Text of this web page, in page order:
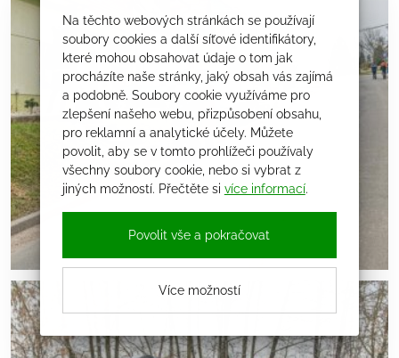
Na těchto webových stránkách se používají
soubory cookies a další síťové identifikátory,
které mohou obsahovat údaje o tom jak
procházíte naše stránky, jaký obsah vás zajímá
a podobně. Soubory cookie využíváme pro
zlepšení našeho webu, přizpůsobení obsahu,
pro reklamní a analytické účely. Můžete
povolit, aby se v tomto prohlížeči používaly
všechny soubory cookie, nebo si vybrat z
jiných možností. Přečtěte si více informací.
Povolit vše a pokračovat
Více možností